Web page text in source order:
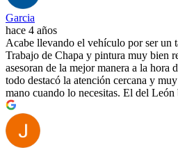
Garcia
hace 4 años
Acabe llevando el vehículo por ser un
Trabajo de Chapa y pintura muy bien
asesoran de la mejor manera a la hora
todo destacó la atención cercana y
mano cuando lo necesitas. El del León